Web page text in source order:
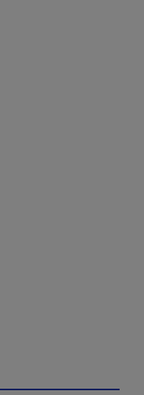
s'ouvrira dans une
s'ouvrira dans une